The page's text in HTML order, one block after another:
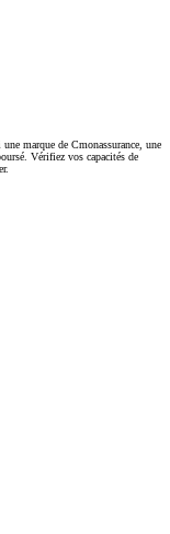
marque de Cmonassurance, une
Vérifiez vos capacités de